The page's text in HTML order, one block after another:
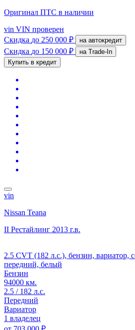
Оригинал ПТС в наличии
vin VIN проверен
Скидка до 250 000 ₽ на автокредит
Скидка до 150 000 ₽
на Trade-In
Купить в кредит
vin
Nissan Teana
II Рестайлинг 2013 г.в.
2.5 CVT (182 л.с.), бензин, вариатор,
передний, белый
Бензин
94000 км.
2.5 / 182 л.с.
Передний
Вариатор
1 владелец